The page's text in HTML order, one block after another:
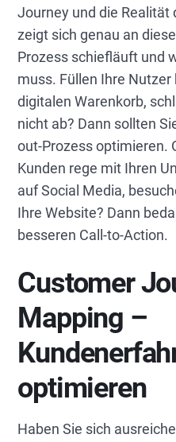
Journey und die Realität
zeigt sich genau an
Prozess schiefläuft und
muss. Füllen Ihre
digitalen Warenkorb,
nicht ab? Dann sollten
out-Prozess optimieren.
Kunden rege mit Ihren
auf Social Media,
Ihre Website? Dann
besseren Call-to-Action.
Customer
Mapping –
optimieren
Haben Sie sich